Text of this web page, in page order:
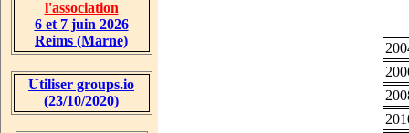
l'association
6 et 7 juin 2026
Reims (Marne)
Utiliser groups.io
(23/10/2020)